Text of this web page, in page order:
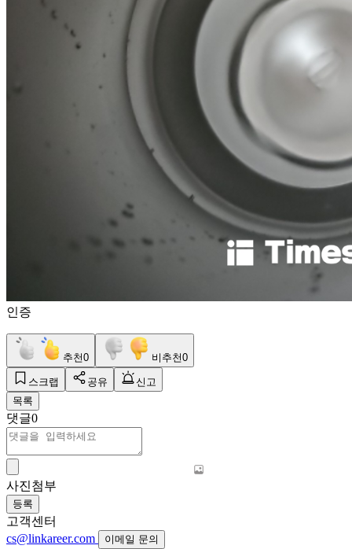
인증
추천0 비추천0
스크랩 공유
신고
목록
댓글0
사진첨부
등록
고객센터
cs@linkareer.com
이메일 문의